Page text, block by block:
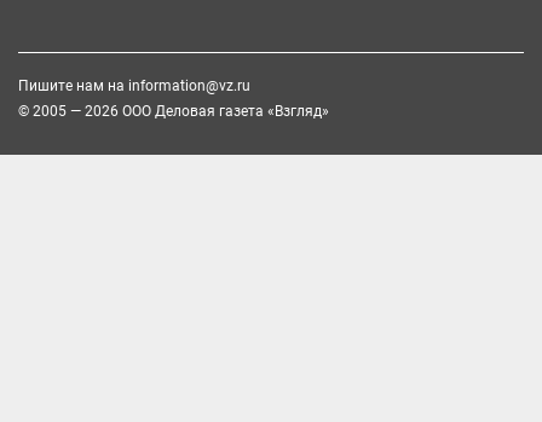
Пишите нам на information@vz.ru
© 2005 — 2026 ООО Деловая газета «Взгляд»